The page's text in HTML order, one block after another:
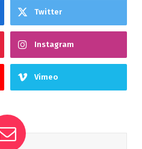
Twitter
Instagram
Vimeo